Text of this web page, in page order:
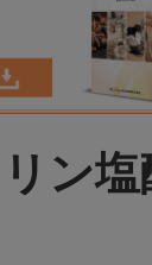
ン